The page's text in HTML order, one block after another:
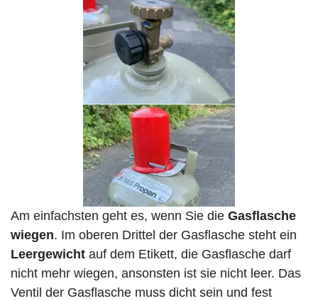
Am einfachsten geht es, wenn Sie die Gasflasche
wiegen. Im oberen Drittel der Gasflasche steht ein
Leergewicht auf dem Etikett, die Gasflasche darf
nicht mehr wiegen, ansonsten ist sie nicht leer. Das
Ventil der Gasflasche muss dicht sein und fest